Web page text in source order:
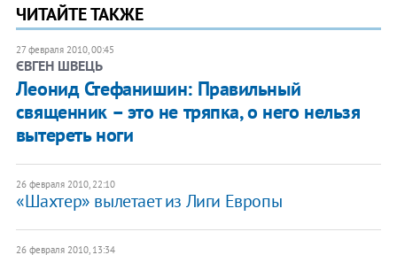
ЧИТАЙТЕ ТАКЖЕ
27 февраля 2010, 00:45
ЄВГЕН ШВЕЦЬ
Леонид Стефанишин: Правильный
священник – это не тряпка, о него нельзя
вытереть ноги
26 февраля 2010, 22:10
«Шахтер» вылетает из Лиги Европы
26 февраля 2010, 13:34